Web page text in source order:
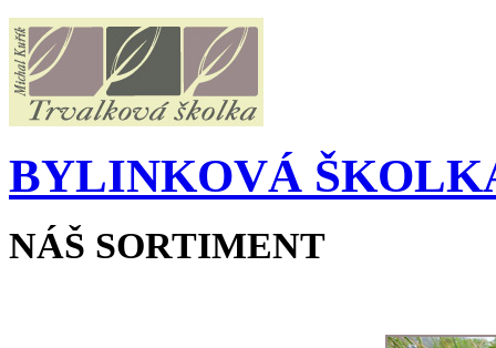
BYLINKOVÁ
NÁŠ SORTIMENT